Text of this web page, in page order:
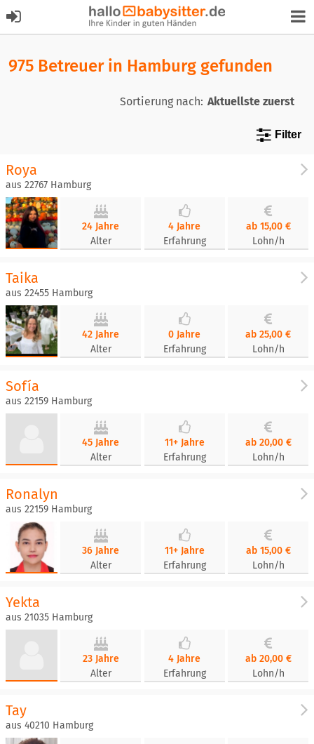
975 Betreuer in Hamburg gefunden
Sortierung nach:
Filter
Roya
aus 22767 Hamburg
24 Jahre
Alter
4 Jahre
Erfahrung
ab 15,00 €
Lohn/h
Taika
aus 22455 Hamburg
42 Jahre
Alter
0 Jahre
Erfahrung
ab 25,00 €
Lohn/h
Sofía
aus 22159 Hamburg
45 Jahre
Alter
11+ Jahre
Erfahrung
ab 20,00 €
Lohn/h
Ronalyn
aus 22159 Hamburg
36 Jahre
Alter
11+ Jahre
Erfahrung
ab 15,00 €
Lohn/h
Yekta
aus 21035 Hamburg
23 Jahre
Alter
4 Jahre
Erfahrung
ab 20,00 €
Lohn/h
Tay
aus 40210 Hamburg